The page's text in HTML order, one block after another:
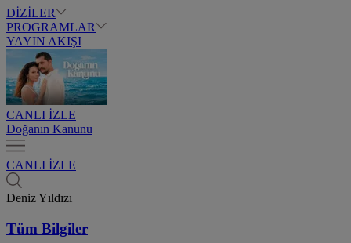
DİZİLER
PROGRAMLAR
YAYIN AKIŞI
CANLI İZLE
Doğanın Kanunu
CANLI İZLE
Deniz Yıldızı
Tüm Bilgiler